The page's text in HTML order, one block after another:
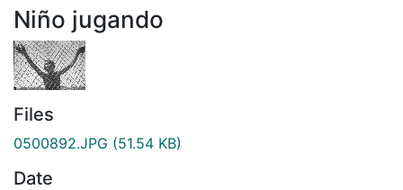
Niño jugando
Files
0500892.JPG (51.54 KB)
Date